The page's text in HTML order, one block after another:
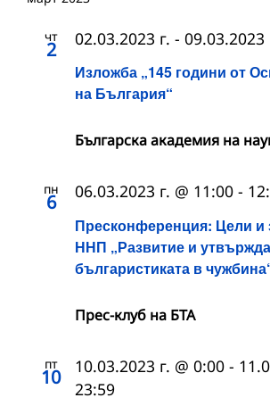
чт
2
Изложба „145 години от
на България“
02.03.2023 г. - 09.03.2023
Българска академия на
пн
6
Пресконференция: Цели и
ННП „Развитие и
българистиката в
06.03.2023 г. @ 11:00 -
Прес-клуб на БТА
пт
10 10.03.2023 г. @ 0:00 -
23:59